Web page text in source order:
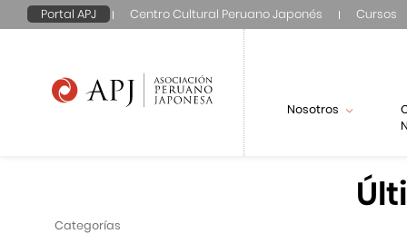
Portal APJ Centro Cultural Peruano Japonés Cursos
Nosotros
Categorías